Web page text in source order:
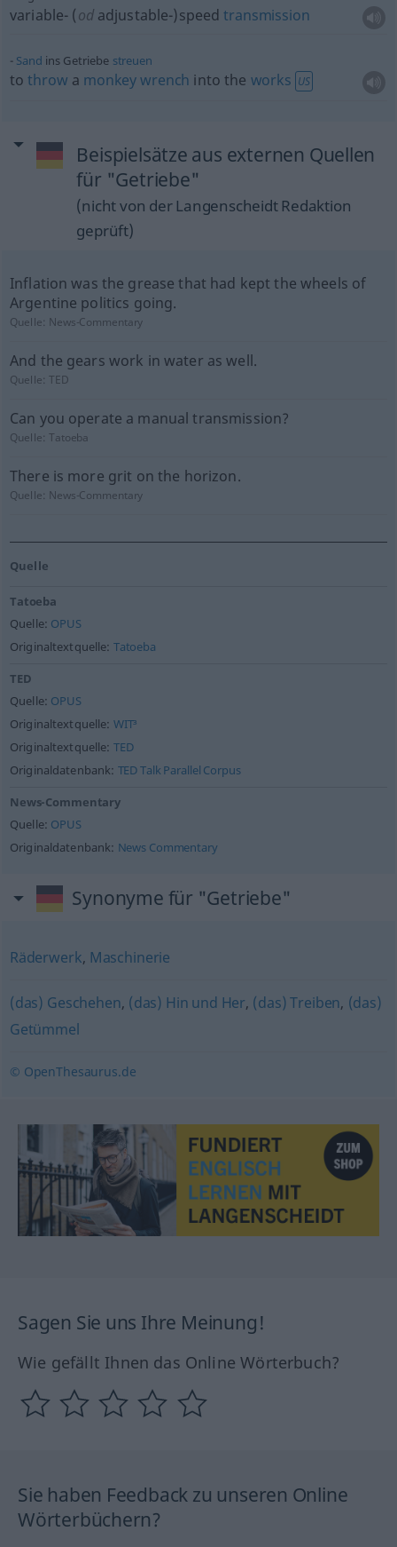
variable- (odadjustable-)speedtransmission
Sand ins Getriebe streuen
tothrow a monkeywrench into the works US
Beispielsätze aus externen Quellen
für "Getriebe"
(nicht von der Langenscheidt Redaktion
geprüft)
Inflation was the grease that had kept the wheels of
Argentine politics going.
Quelle: News-Commentary
And the gears work in water as well.
Quelle:TED
Can you operate a manual transmission?
Quelle:Tatoeba
There is more grit on the horizon.
Quelle: News-Commentary
Quelle
Tatoeba
Quelle: OPUS
Originaltextquelle: Tatoeba
TED
Quelle: OPUS
Originaltextquelle: WIT³
Originaltextquelle: TED
Originaldatenbank: TED Talk Parallel Corpus
News-Commentary
Quelle: OPUS
Originaldatenbank: News Commentary
Synonyme für "Getriebe"
Räderwerk, Maschinerie
(das) Geschehen, (das) Hin und Her, (das) Treiben, (das)
Getümmel
© OpenThesaurus.de
Sagen Sie uns Ihre Meinung!
Wie gefällt Ihnen das Online Wörterbuch?
Sie haben Feedback zu unseren Online
Wörterbüchern?